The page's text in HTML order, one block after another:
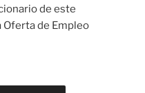
de este
Oferta de Empleo